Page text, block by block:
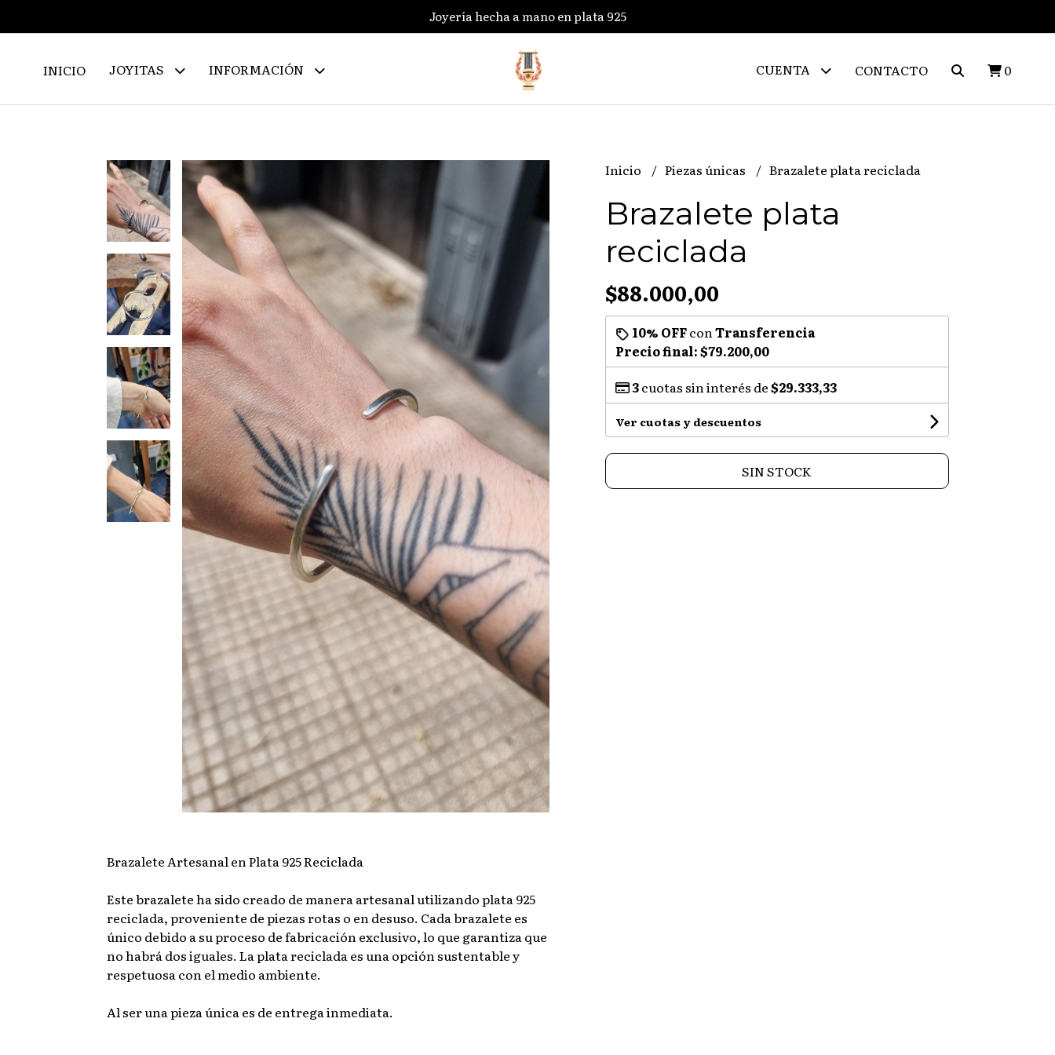
Joyería hecha a mano en plata 925
INICIO JOYITAS INFORMACIÓN CUENTA CONTACTO 0
Brazalete Artesanal en Plata 925 Reciclada
Este brazalete ha sido creado de manera artesanal utilizando plata 925
reciclada, proveniente de piezas rotas o en desuso. Cada brazalete es
único debido a su proceso de fabricación exclusivo, lo que garantiza que
no habrá dos iguales. La plata reciclada es una opción sustentable y
respetuosa con el medio ambiente.
Al ser una pieza única es de entrega inmediata.
Inicio Piezas únicas Brazalete plata reciclada
Brazalete plata
reciclada
$88.000,00
10% OFFconTransferencia
Precio final:$79.200,00
3cuotas sin interés de$29.333,33
Ver cuotas y descuentos
SIN STOCK